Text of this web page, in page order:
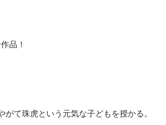
品！
て珠虎という元気な子どもを授かる。